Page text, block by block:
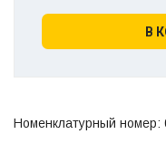
В
Номенклатурный номер: